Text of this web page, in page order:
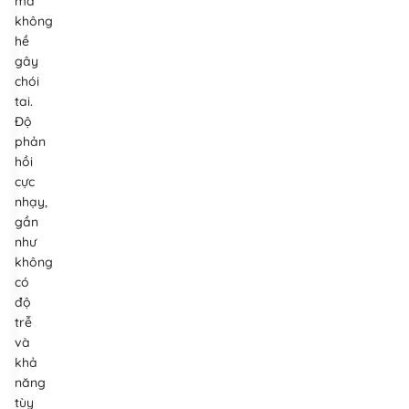
không
hề
gây
chói
tai.
Độ
phản
hồi
cực
nhạy,
gần
như
không
có
độ
trễ
và
khả
năng
tùy